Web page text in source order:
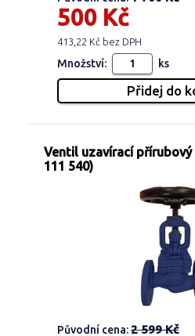
500 Kč
413,22 Kč bez DPH
Množství: ks
Ventil uzavírací přírubový
111 540)
Původní cena:2 599 Kč